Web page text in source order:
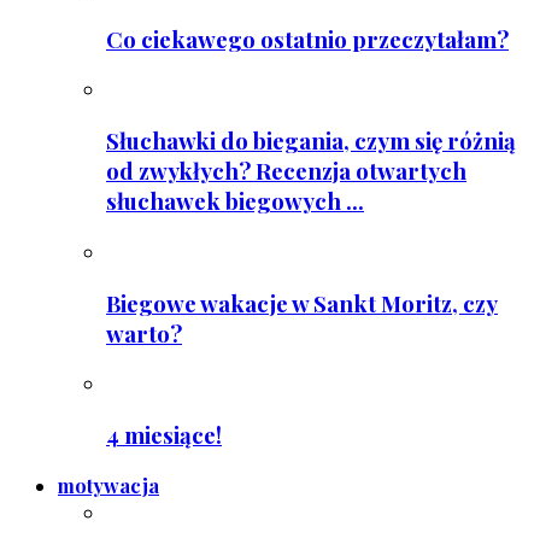
Co ciekawego ostatnio przeczytałam?
Słuchawki do biegania, czym się różnią
od zwykłych? Recenzja otwartych
słuchawek biegowych ...
Biegowe wakacje w Sankt Moritz, czy
warto?
4 miesiące!
motywacja